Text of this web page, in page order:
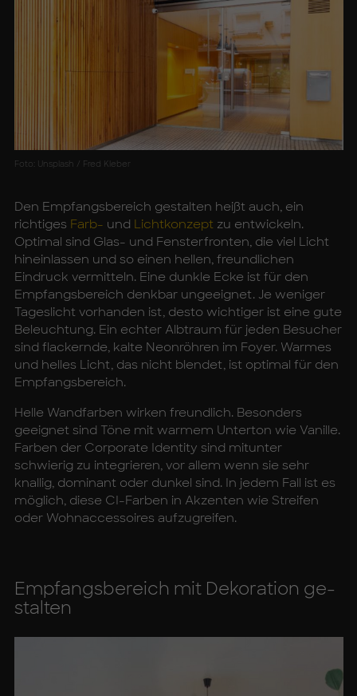
Foto: Unsplash / Fred Kleber
Den Empfangsbereich gestalten heißt auch, ein
richtiges Farb- und Lichtkonzept zu entwickeln.
Optimal sind Glas- und Fensterfronten, die viel Licht
hineinlassen und so einen hellen, freundlichen
Eindruck vermitteln. Eine dunkle Ecke ist für den
Empfangsbereich denkbar ungeeignet. Je weniger
Tageslicht vorhanden ist, desto wichtiger ist eine gute
Beleuchtung. Ein echter Albtraum für jeden Besucher
sind flackernde, kalte Neonröhren im Foyer. Warmes
und helles Licht, das nicht blendet, ist optimal für den
Empfangsbereich.
Helle Wandfarben wirken freundlich. Besonders
geeignet sind Töne mit warmem Unterton wie Vanille.
Farben der Corporate Identity sind mitunter
schwierig zu integrieren, vor allem wenn sie sehr
knallig, dominant oder dunkel sind. In jedem Fall ist es
möglich, diese CI-Farben in Akzenten wie Streifen
oder Wohnaccessoires aufzugreifen.
Emp­fangs­be­reich mit De­ko­ra­ti­on ge­
stal­ten